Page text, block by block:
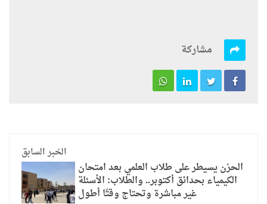
مشاركة
الخبر السابق
الحزن يسيطر على طلاب العلمي بعد امتحان
الكيمياء بحدائق أكتوبر.. والطلاب: الأسئلة
غير مباشرة وتحتاج وقتًا أطول